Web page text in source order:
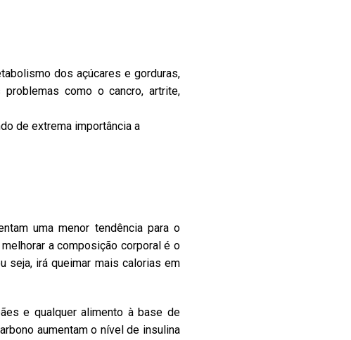
dos açúcares e gorduras,
como o cancro, artrite,
de extrema importância a
uma menor tendência para o
a composição corporal é o
seja, irá queimar mais calorias em
e qualquer alimento à base de
aumentam o nível de insulina